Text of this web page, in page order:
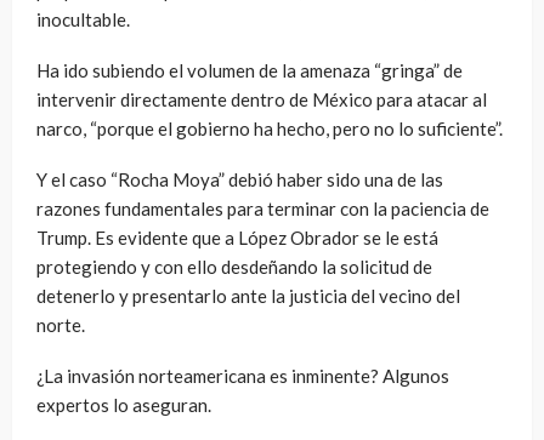
inocultable.
Ha ido subiendo el volumen de la amenaza “gringa” de
intervenir directamente dentro de México para atacar al
narco, “porque el gobierno ha hecho, pero no lo suficiente”.
Y el caso “Rocha Moya” debió haber sido una de las
razones fundamentales para terminar con la paciencia de
Trump. Es evidente que a López Obrador se le está
protegiendo y con ello desdeñando la solicitud de
detenerlo y presentarlo ante la justicia del vecino del
norte.
¿La invasión norteamericana es inminente? Algunos
expertos lo aseguran.